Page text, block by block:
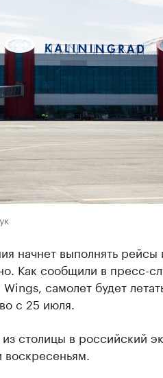
начнет выполнять
Как сообщили в пресс-
самолет будет
с 25 июля.
столицы в российский